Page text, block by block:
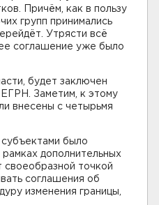
Причём, как в пользу
групп принимались
Утрясти всё
соглашение уже было
будет заключен
Заметим, к этому
внесены с четырьмя
было
дополнительных
своеобразной точкой
соглашения об
изменения границы,